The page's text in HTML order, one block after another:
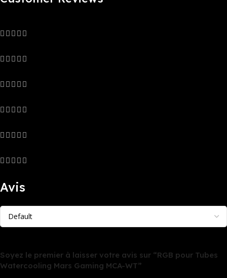
Avis
Soyez le premier à laisser votre avis sur “RGB pour Tubes
Watercooling Mars Gaming MCA-WT”